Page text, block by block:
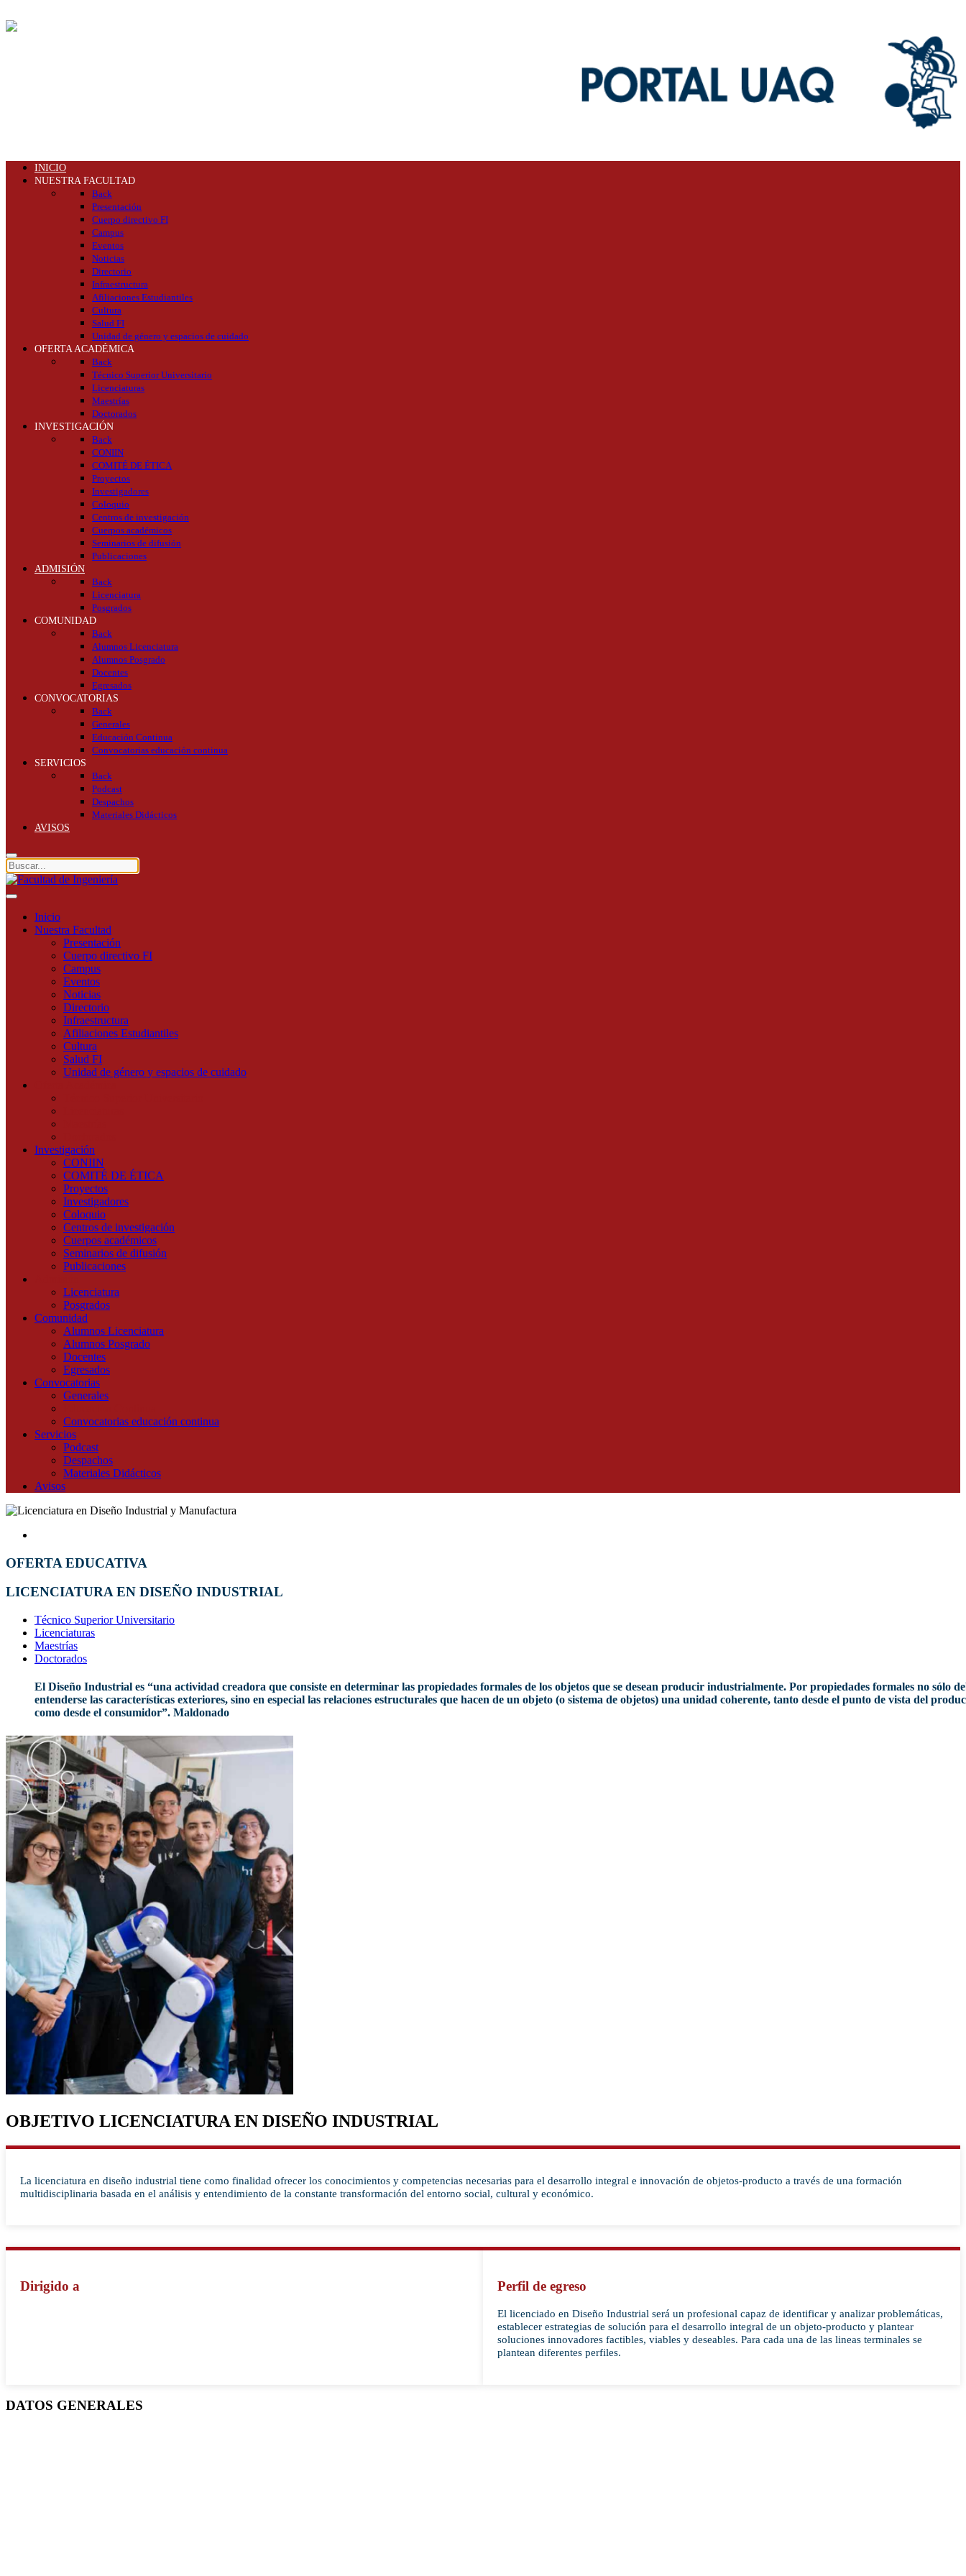
INICIO
NUESTRA FACULTAD
Back
Presentación
Cuerpo directivo FI
Campus
Eventos
Noticias
Directorio
Infraestructura
Afiliaciones Estudiantiles
Cultura
Salud FI
Unidad de género y espacios de cuidado
OFERTA ACADÉMICA
Back
Técnico Superior Universitario
Licenciaturas
Maestrías
Doctorados
INVESTIGACIÓN
Back
CONIIN
COMITÉ DE ÉTICA
Proyectos
Investigadores
Coloquio
Centros de investigación
Cuerpos académicos
Seminarios de difusión
Publicaciones
ADMISIÓN
Back
Licenciatura
Posgrados
COMUNIDAD
Back
Alumnos Licenciatura
Alumnos Posgrado
Docentes
Egresados
CONVOCATORIAS
Back
Generales
Educación Continua
Convocatorias educación continua
SERVICIOS
Back
Podcast
Despachos
Materiales Didácticos
AVISOS
Inicio
Nuestra Facultad
Presentación
Cuerpo directivo FI
Campus
Eventos
Noticias
Directorio
Infraestructura
Afiliaciones Estudiantiles
Cultura
Salud FI
Unidad de género y espacios de cuidado
Investigación
CONIIN
COMITÉ DE ÉTICA
Proyectos
Investigadores
Coloquio
Centros de investigación
Cuerpos académicos
Seminarios de difusión
Publicaciones
Licenciatura
Posgrados
Comunidad
Alumnos Licenciatura
Alumnos Posgrado
Docentes
Egresados
Convocatorias
Generales
Convocatorias educación continua
Servicios
Podcast
Despachos
Materiales Didácticos
Avisos
OFERTA EDUCATIVA
LICENCIATURA EN DISEÑO INDUSTRIAL
Técnico Superior Universitario
Licenciaturas
Maestrías
Doctorados
El Diseño Industrial es “una actividad creadora que consiste en determinar las propiedades formales de los objetos que se desean producir industrialmente. Por propiedades formales no sólo
entenderse las características exteriores, sino en especial las relaciones estructurales que hacen de un objeto (o sistema de objetos) una unidad coherente, tanto desde el punto de vista del
como desde el consumidor”. Maldonado
OBJETIVO LICENCIATURA EN DISEÑO INDUSTRIAL
La licenciatura en diseño industrial tiene como finalidad ofrecer los conocimientos y competencias necesarias para el desarrollo integral e innovación de objetos-producto a través de una formación
multidisciplinaria basada en el análisis y entendimiento de la constante transformación del entorno social, cultural y económico.
Dirigido a Perfil de egreso
El licenciado en Diseño Industrial será un profesional capaz de identificar y analizar problemáticas,
establecer estrategias de solución para el desarrollo integral de un objeto-producto y plantear
soluciones innovadores factibles, viables y deseables. Para cada una de las lineas terminales se
plantean diferentes perfiles.
DATOS GENERALES